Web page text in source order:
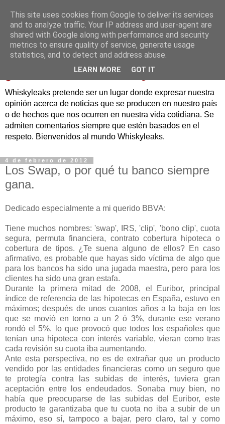
Whiskyleaks pretende ser un lugar donde expresar nuestra
opinión acerca de noticias que se producen en nuestro país
o de hechos que nos ocurren en nuestra vida cotidiana. Se
admiten comentarios siempre que estén basados en el
respeto. Bienvenidos al mundo Whiskyleaks.
4 de febrero de 2012
Los Swap, o por qué tu banco siempre
gana.
Dedicado especialmente a mi querido BBVA:
Tiene muchos nombres: 'swap', IRS, 'clip', 'bono clip', cuota
segura, permuta financiera, contrato cobertura hipoteca o
cobertura de tipos. ¿Te suena alguno de ellos? En caso
afirmativo, es probable que hayas sido víctima de algo que
para los bancos ha sido una jugada maestra, pero para los
clientes ha sido una gran estafa.
Durante la primera mitad de 2008, el Euribor, principal
índice de referencia de las hipotecas en España, estuvo en
máximos; después de unos cuantos años a la baja en los
que se movió en torno a un 2 ó 3%, durante ese verano
rondó el 5%, lo que provocó que todos los españoles que
tenían una hipoteca con interés variable, vieran como tras
cada revisión su cuota iba aumentando.
Ante esta perspectiva, no es de extrañar que un producto
vendido por las entidades financieras como un seguro que
te protegía contra las subidas de interés, tuviera gran
aceptación entre los endeudados. Sonaba muy bien, no
había que preocuparse de las subidas del Euribor, este
producto te garantizaba que tu cuota no iba a subir de un
máximo, eso sí, tampoco a bajar, pero claro, tal y como
This site uses cookies from Google to deliver its services
and to analyze traffic. Your IP address and user-agent are
shared with Google along with performance and security
metrics to ensure quality of service, generate usage
statistics, and to detect and address abuse.
LEARN MORE GOT IT